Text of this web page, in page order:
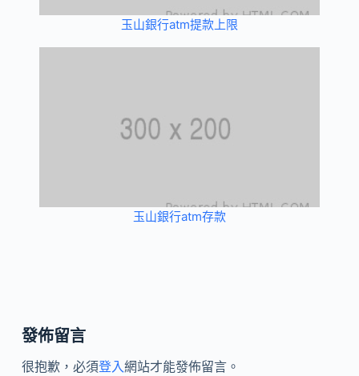
玉山銀行atm提款上限
玉山銀行atm存款
發佈留言
很抱歉，必須登入網站才能發佈留言。